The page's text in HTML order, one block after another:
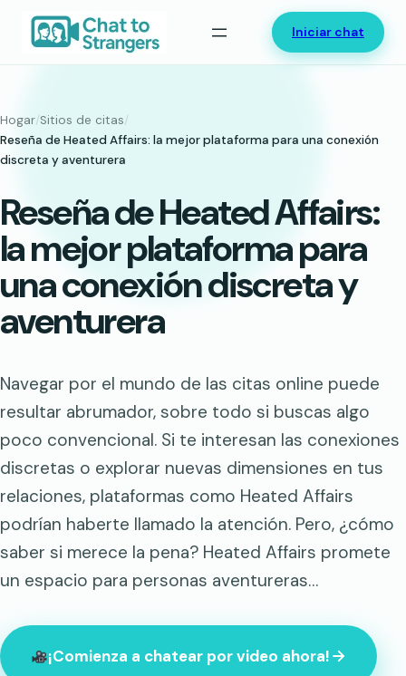
Saltar
contenido
Iniciar chat
Hogar/Sitios de citas/
Reseña de Heated Affairs: la mejor plataforma para una conexión
discreta y aventurera
Reseña de Heated Affairs:
la mejor plataforma para
una conexión discreta y
aventurera
Navegar por el mundo de las citas online puede
resultar abrumador, sobre todo si buscas algo
poco convencional. Si te interesan las conexiones
discretas o explorar nuevas dimensiones en tus
relaciones, plataformas como Heated Affairs
podrían haberte llamado la atención. Pero, ¿cómo
saber si merece la pena? Heated Affairs promete
un espacio para personas aventureras…
¡Comienza a chatear por video ahora!